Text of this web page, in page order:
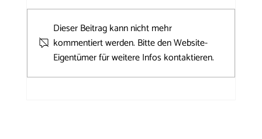
Dieser Beitrag kann nicht mehr
kommentiert werden. Bitte den Website-
Eigentümer für weitere Infos kontaktieren.